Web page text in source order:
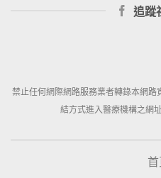
追蹤
禁止任何網際網路服務業者轉錄本網
結方式進入醫療機構之網